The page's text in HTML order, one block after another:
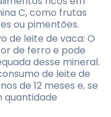
C, como frutas
ou pimentões.
de leite de vaca: O
de ferro e pode
desse mineral.
de leite de
de 12 meses e, se
quantidade